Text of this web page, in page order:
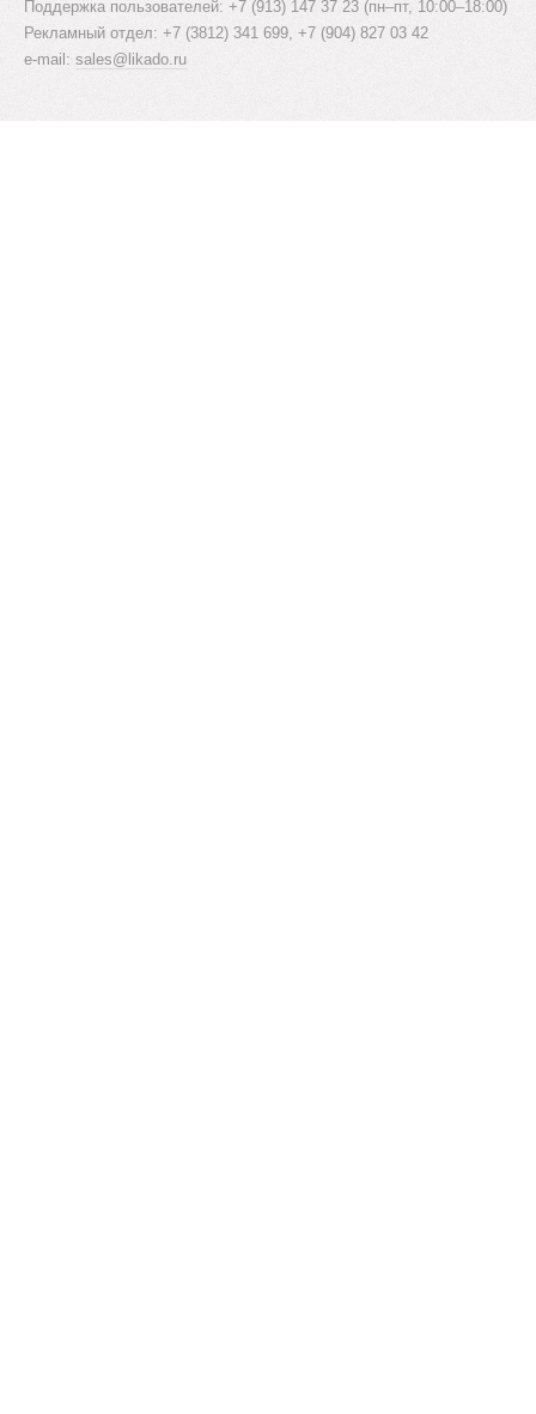
Поддержка пользователей: +7 (913) 147 37 23 (пн–пт, 10:00–18:00)
Рекламный отдел: +7 (3812) 341 699, +7 (904) 827 03 42
e-mail: sales@likado.ru